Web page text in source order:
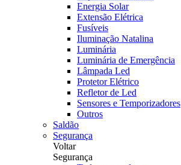
Energia Solar
Extensão Elétrica
Fusíveis
Iluminação Natalina
Luminária
Luminária de Emergência
Lâmpada Led
Protetor Elétrico
Refletor de Led
Sensores e Temporizadores
Outros
Saldão
Segurança
Voltar
Segurança